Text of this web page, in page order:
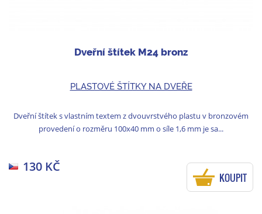
Dveřní štítek M24 bronz
PLASTOVÉ ŠTÍTKY NA DVEŘE
Dveřní štítek s vlastním textem z dvouvrstvého plastu v bronzovém
provedení o rozměru 100x40 mm o síle 1,6 mm je sa...
130 KČ
KOUPIT